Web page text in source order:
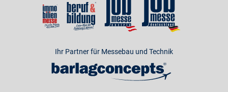
Ihr Partner für Messebau und Technik